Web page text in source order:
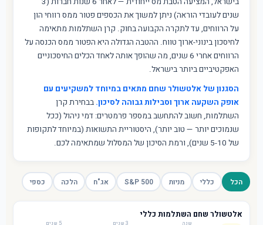
שנים לעובדי הוראה) ניתן למשוך את הכספים פטור ממס רווחי הון
על הרווחים, עד לתקרה הקבועה בחוק. קרן השתלמות מתאימה
לחיסכון בינוני-ארוך טווח. ההטבה הגדולה היא הפטור ממס הכנסה על
הרווחים אחרי 6 שנים, מה שהופך אותה לאחד הכלים החיסכוניים
האפקטיביים ביותר בישראל.
הסגנון של אלטשולר שחם מתאים במיוחד למשקיעים עם
אופק השקעה ארוך וסבילות גבוהה לסיכון. בבחירת קרן
השתלמות, חשוב להתחשב במספר פרמטרים: דמי ניהול (ככל
שנמוכים יותר — טוב יותר), היסטוריית התשואות (במיוחד לתקופות
של 5-10 שנים), ורמת הסיכון של המסלול שמתאימה לכם.
הכל כללי מניות S&P 500 אג"ח הלכה כספי
אלטשולר שחם השתלמות כללי